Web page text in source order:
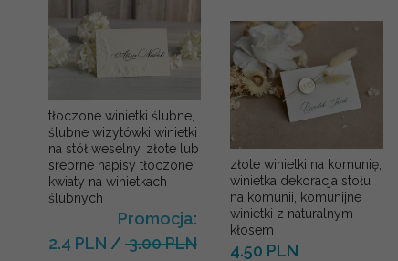
tłoczone winietki ślubne,
ślubne wizytówki winietki
na stół weselny, złote lub
srebrne napisy tłoczone
kwiaty na winietkach
ślubnych
Promocja:
2.4 PLN / 3.00 PLN
złote winietki na komunię,
winietka dekoracja stołu
na komunii, komunijne
winietki z naturalnym
kłosem
4.50 PLN